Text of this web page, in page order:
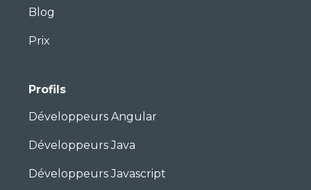
Blog
Prix
Profils
Développeurs Angular
Développeurs Java
Développeurs Javascript